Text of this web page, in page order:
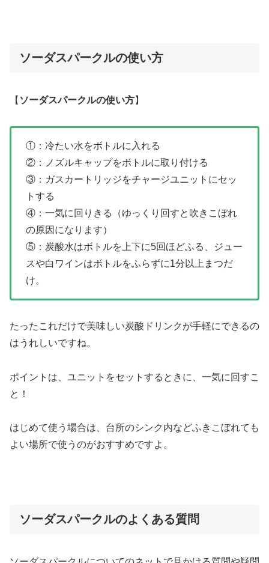
ソーダスパークルの使い方
【 ソーダスパークルの使い方】
①：冷たい水をボトルに入れる
②：ノズルキャップをボトルに取り付ける
③：ガスカートリッジをチャージユニットにセッ
トする
④：一気に回りきる（ゆっくり回すと吹きこぼれ
の原因になります）
⑤：炭酸水はボトルを上下に5回ほどふる、ジュー
スや白ワインはボトルをふらずに1分以上まつだ
け。
たったこれだけで美味しい炭酸ドリンクが手軽にできるの
はうれしいですね。
ポイントは、ユニットをセットするときに、一気に回すこ
と！
はじめて使う場合は、台所のシンク内などふきこぼれても
よい場所で使うのがおすすめですよ。
ソーダスパークルのよくある質問